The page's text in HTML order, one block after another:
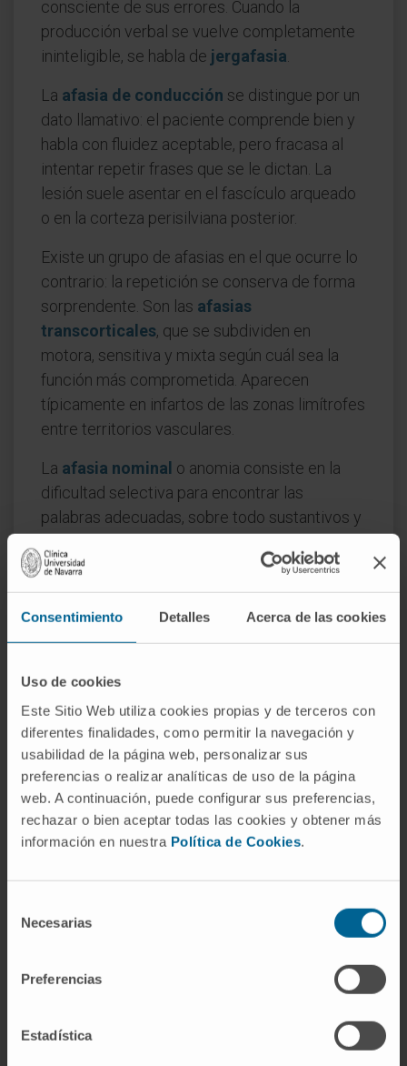
Consentimiento Detalles Acerca de las cookies
Uso de cookies
Este Sitio Web utiliza cookies propias y de terceros con
diferentes finalidades, como permitir la navegación y
usabilidad de la página web, personalizar sus
preferencias o realizar analíticas de uso de la página
web. A continuación, puede configurar sus preferencias,
rechazar o bien aceptar todas las cookies y obtener más
información en nuestra Política de Cookies.
Necesarias
Preferencias
Estadística
consciente de sus errores. Cuando la
producción verbal se vuelve completamente
ininteligible, se habla de jergafasia
La afasia de conducción se distingue por un
dato llamativo: el paciente comprende bien y
habla con fluidez aceptable, pero fracasa al
intentar repetir frases que se le dictan. La
lesión suele asentar en el fascículo arqueado
o en la corteza perisilviana posterior.
Existe un grupo de afasias en el que ocurre lo
contrario: la repetición se conserva de forma
sorprendente. Son las afasias
transcorticales, que se subdividen en
motora, sensitiva y mixta según cuál sea la
función más comprometida. Aparecen
típicamente en infartos de las zonas limítrofes
entre territorios vasculares.
La afasia nominal o anomia consiste en la
dificultad selectiva para encontrar las
palabras adecuadas, sobre todo sustantivos y
también la más frecuente como secuela
residual cuando otras afasias mejoran con el
tiempo.
grave de expresión y comprensión, con
repetición abolida. Resulta de lesiones
extensas que destruyen simultáneamente las
áreas de Broca y Wernicke, habitualmente por
oclusión completa de la arteria cerebral
media izquierda.
Preguntas frecuentes
¿De dónde viene la palabra afasia?
Del griego ἀφασία (aphasía), compuesto por
que significa «hablar» o «decir». El internista
aphémie que había propuesto Paul Broca en